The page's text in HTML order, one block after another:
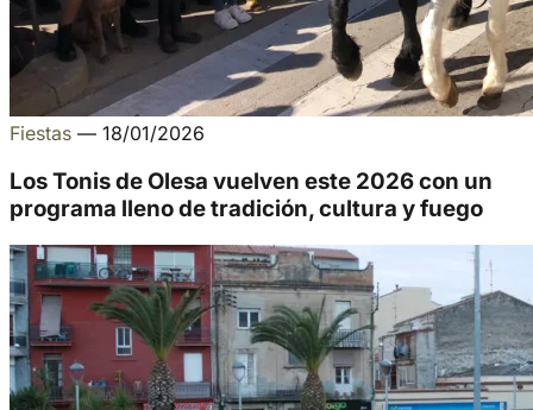
Fiestas — 18/01/2026
Los Tonis de Olesa vuelven este 2026 con un
programa lleno de tradición, cultura y fuego